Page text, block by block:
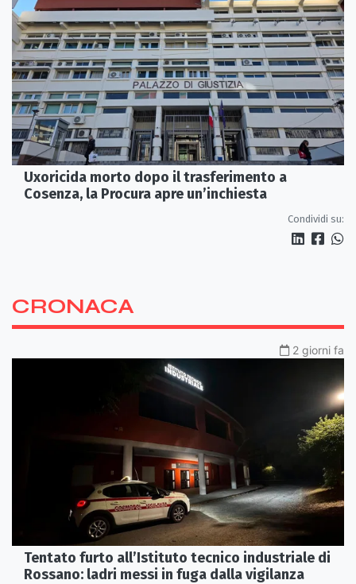
Uxoricida morto dopo il trasferimento a
Cosenza, la Procura apre un’inchiesta
Condividi su:
CRONACA
2 giorni fa
Tentato furto all’Istituto tecnico industriale di
Rossano: ladri messi in fuga dalla vigilanza